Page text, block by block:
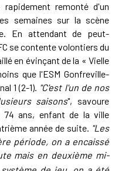
remonté d'un
semaines sur la scène
En attendant de peut-
se contente volontiers du
en évinçant de la « Vielle
que l'ESM Gonfreville-
1 (2-1). "C'est l'un de nos
saisons", savoure
74 ans, enfant de la ville
année de suite. "Les
période, on a encaissé
mais en deuxième mi-